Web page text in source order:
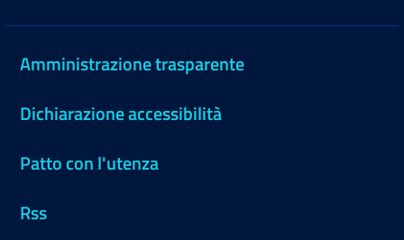
Amministrazione trasparente
Dichiarazione accessibilità
Patto con l'utenza
Rss